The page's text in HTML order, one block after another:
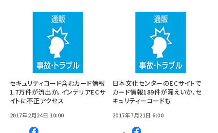
セキュリティコード含むカード情報
1.7万件が流出か。インテリアECサ
イトに不正アクセス
2017年2月24日 10:00
日本文化センターのECサイトで
カード情報189件が漏えいか、セ
キュリティーコードも
2017年7月21日 6:00